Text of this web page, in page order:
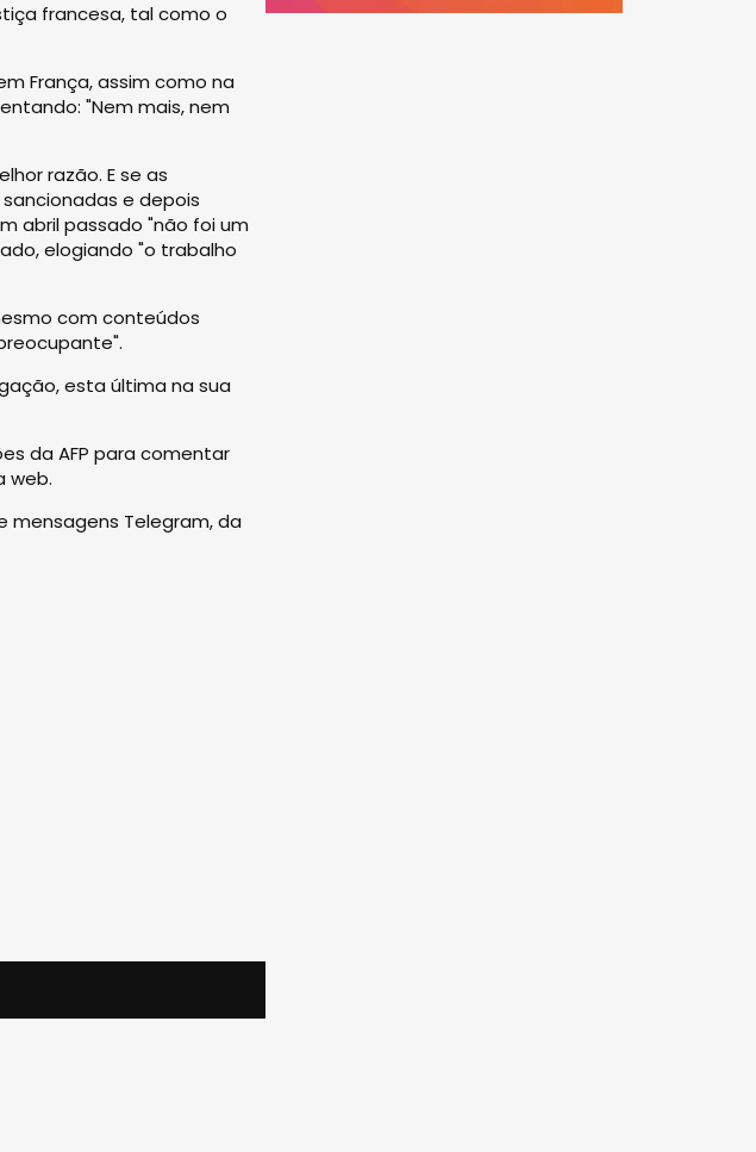
francesa, tal como o
França, assim como na
"Nem mais, nem
razão. E se as
e depois
abril passado "não foi um
elogiando "o trabalho
com conteúdos
esta última na sua
da AFP para comentar
web.
mensagens Telegram, da